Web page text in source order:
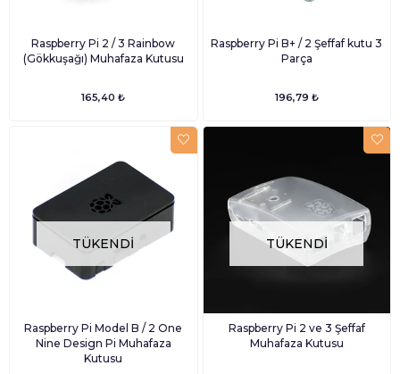
Raspberry Pi 2 / 3 Rainbow
(Gökkuşağı) Muhafaza Kutusu
165,40 ₺
Raspberry Pi B+ / 2 Şeffaf kutu 3
Parça
196,79 ₺
TÜKENDI
Raspberry Pi Model B / 2 One
Nine Design Pi Muhafaza
Kutusu
TÜKENDI
Raspberry Pi 2 ve 3 Şeffaf
Muhafaza Kutusu